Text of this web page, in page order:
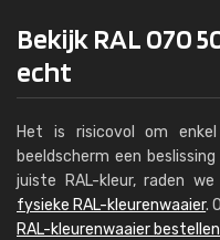
Bekijk RAL 070
echt
Het is risicovol om
beeldscherm een
juiste RAL-kleur, raden
fysieke RAL-kleurenwaaier.
RAL-kleurenwaaier bestellen